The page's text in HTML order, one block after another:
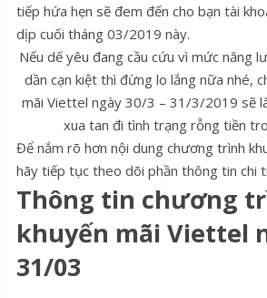
tiếp hứa hẹn sẽ đem đến cho bạn tài
dịp cuối tháng 03/2019 này.
Nếu dế yêu đang cầu cứu vì mức năng
dần cạn kiệt thì đừng lo lắng nữa nhé,
mãi Viettel ngày 30/3 – 31/3/2019 sẽ
xua tan đi tình trạng rỗng tiền
Để nắm rõ hơn nội dung chương trình
hãy tiếp tục theo dõi phần thông tin chi
Thông tin chương
khuyến mãi Viettel
31/03